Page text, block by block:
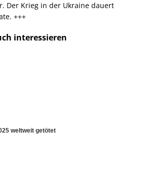
Der Krieg in der Ukraine dauert
+++
interessieren
weltweit getötet